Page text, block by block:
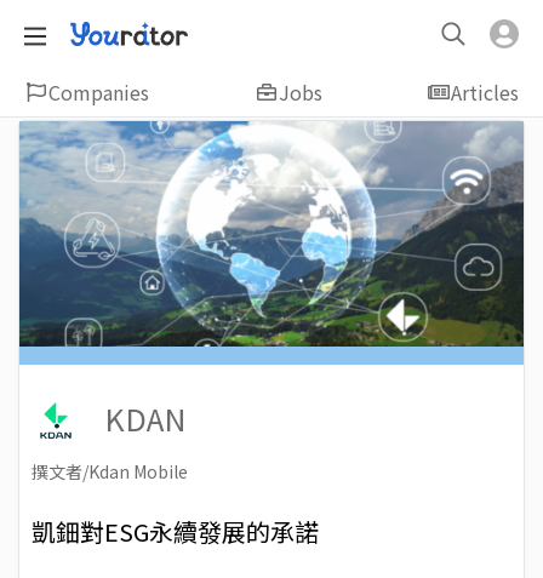
Companies Jobs Articles
KDAN
撰文者/Kdan Mobile
凱鈿對ESG永續發展的承諾